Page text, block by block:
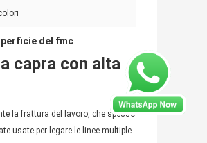
del fmc
capra con alta
la frattura del lavoro, che spesso
usate per legare le linee multiple